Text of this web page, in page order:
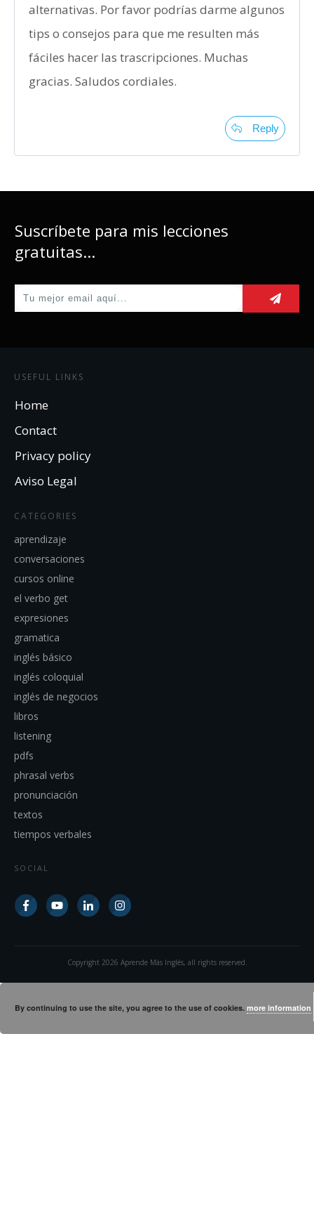
alternativas. Por favor podrías darme algunos
tips o consejos para que me resulten más
fáciles hacer las trascripciones. Muchas
gracias. Saludos cordiales.
Reply
Suscríbete para mis lecciones
gratuitas...
USEFUL LINKS
Home
Contact
Privacy policy
Aviso Legal
CATEGORIES
aprendizaje
conversaciones
cursos online
el verbo get
expresiones
gramatica
inglés básico
inglés coloquial
inglés de negocios
libros
listening
pdfs
phrasal verbs
pronunciación
textos
tiempos verbales
SOCIAL
Copyright 2026 Aprende Más Inglés, all rights reserved.
By continuing to use the site, you agree to the use of cookies. more information